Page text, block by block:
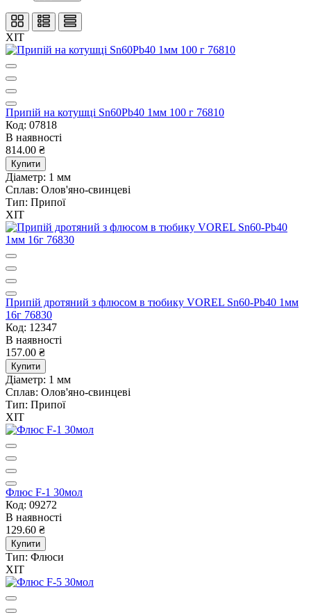
ХІТ
Припій на котушці Sn60Pb40 1мм 100 г 76810
Код: 07818
В наявності
814.00 ₴
Купити
Діаметр: 1 мм
Сплав: Олов'яно-свинцеві
Тип: Припої
ХІТ
Припій дротяний з флюсом в тюбику VOREL Sn60-Pb40 1мм
16г 76830
Код: 12347
В наявності
157.00 ₴
Купити
Діаметр: 1 мм
Сплав: Олов'яно-свинцеві
Тип: Припої
ХІТ
Флюс F-1 30мол
Код: 09272
В наявності
129.60 ₴
Купити
Тип: Флюси
ХІТ